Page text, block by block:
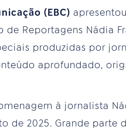
(EBC)
Reportagens Nádia
produzidas por
aprofundado,
à jornalista
de 2025. Grande parte